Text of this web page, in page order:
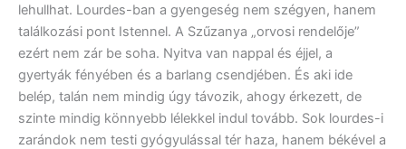
lehullhat. Lourdes-ban a gyengeség nem szégyen, hanem
találkozási pont Istennel. A Szűzanya „orvosi rendelője”
ezért nem zár be soha. Nyitva van nappal és éjjel, a
gyertyák fényében és a barlang csendjében. És aki ide
belép, talán nem mindig úgy távozik, ahogy érkezett, de
szinte mindig könnyebb lélekkel indul tovább. Sok lourdes-i
zarándok nem testi gyógyulással tér haza, hanem békével a